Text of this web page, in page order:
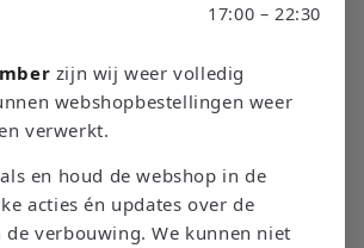
17:00 – 22:30
zijn wij weer volledig
webshopbestellingen weer
verwerkt.
en houd de webshop in de
acties én updates over de
verbouwing. We kunnen niet